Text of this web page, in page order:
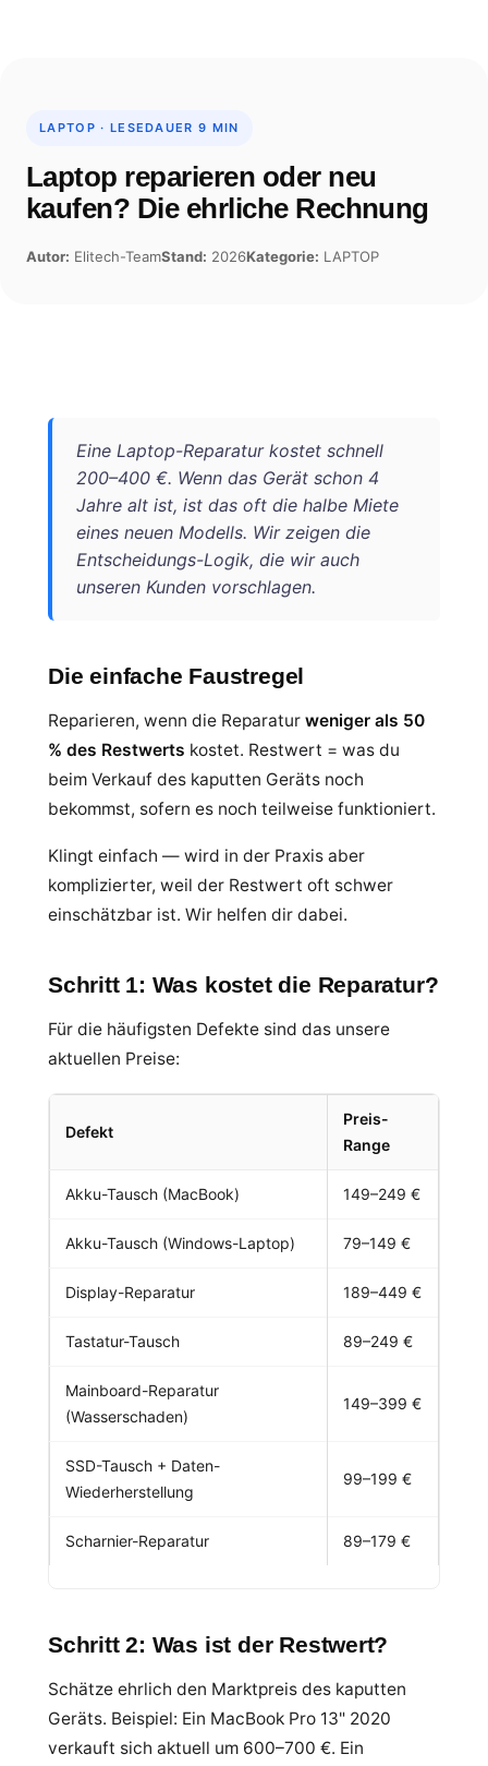
LAPTOP · LESEDAUER 9 MIN
Laptop reparieren oder neu
kaufen? Die ehrliche Rechnung
Autor: Elitech-TeamStand: 2026Kategorie: LAPTOP
Eine Laptop-Reparatur kostet schnell
200–400 €. Wenn das Gerät schon 4
Jahre alt ist, ist das oft die halbe Miete
eines neuen Modells. Wir zeigen die
Entscheidungs-Logik, die wir auch
unseren Kunden vorschlagen.
Die einfache Faustregel
Reparieren, wenn die Reparatur weniger als 50
% des Restwerts kostet. Restwert = was du
beim Verkauf des kaputten Geräts noch
bekommst, sofern es noch teilweise funktioniert.
Klingt einfach — wird in der Praxis aber
komplizierter, weil der Restwert oft schwer
einschätzbar ist. Wir helfen dir dabei.
Schritt 1: Was kostet die Reparatur?
Für die häufigsten Defekte sind das unsere
aktuellen Preise:
Defekt
Preis-
Range
Akku-Tausch (MacBook) 149–249 €
Akku-Tausch (Windows-Laptop) 79–149 €
Display-Reparatur 189–449 €
Tastatur-Tausch 89–249 €
Mainboard-Reparatur
(Wasserschaden)
149–399 €
SSD-Tausch + Daten-
Wiederherstellung
99–199 €
Scharnier-Reparatur 89–179 €
Schritt 2: Was ist der Restwert?
Schätze ehrlich den Marktpreis des kaputten
Geräts. Beispiel: Ein MacBook Pro 13" 2020
verkauft sich aktuell um 600–700 €. Ein